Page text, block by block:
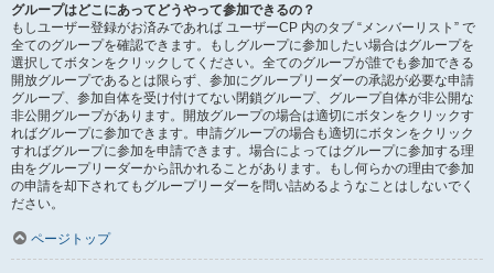
グループはどこにあってどうやって参加できるの？
もしユーザー登録がお済みであれば ユーザーCP 内のタブ “メンバーリスト” で
全てのグループを確認できます。もしグループに参加したい場合はグループを
選択してボタンをクリックしてください。全てのグループが誰でも参加できる
開放グループであるとは限らず、参加にグループリーダーの承認が必要な申請
グループ、参加自体を受け付けてない閉鎖グループ、グループ自体が非公開な
非公開グループがあります。開放グループの場合は適切にボタンをクリックす
ればグループに参加できます。申請グループの場合も適切にボタンをクリック
すればグループに参加を申請できます。場合によってはグループに参加する理
由をグループリーダーから訊かれることがあります。もし何らかの理由で参加
の申請を却下されてもグループリーダーを問い詰めるようなことはしないでく
ださい。
ページトップ